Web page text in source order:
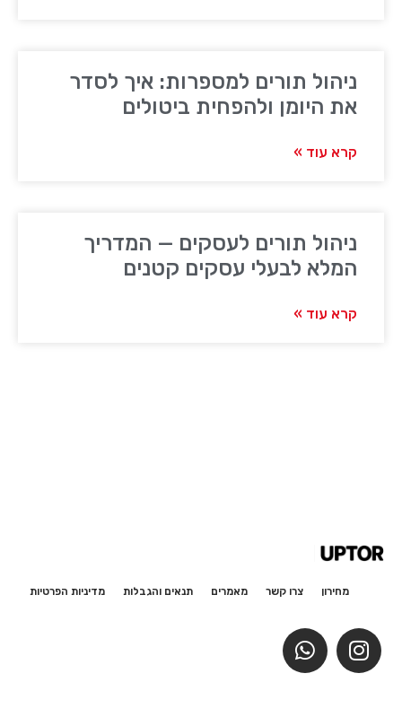
ניהול תורים למספרות: איך לסדר
את היומן ולהפחית ביטולים
קרא עוד »
ניהול תורים לעסקים — המדריך
המלא לבעלי עסקים קטנים
קרא עוד »
מחירון צרו קשר מאמרים תנאים והגבלות מדיניות הפרטיות